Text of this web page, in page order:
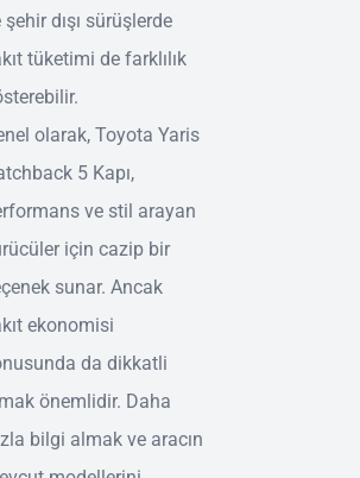
şehir dışı sürüşlerde
tüketimi de farklılık
olarak, Toyota Yaris
5 Kapı,
ve stil arayan
için cazip bir
sunar. Ancak
ekonomisi
da dikkatli
önemlidir. Daha
bilgi almak ve aracın